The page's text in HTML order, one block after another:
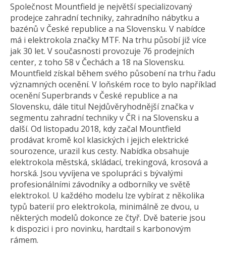
Společnost Mountfield je největší specializovaný
prodejce zahradní techniky, zahradního nábytku a
bazénů v České republice a na Slovensku. V nabídce
má i elektrokola značky MTF. Na trhu působí již více
jak 30 let. V současnosti provozuje 76 prodejních
center, z toho 58 v Čechách a 18 na Slovensku.
Mountfield získal během svého působení na trhu řadu
významných ocenění. V loňském roce to bylo například
ocenění Superbrands v České republice a na
Slovensku, dále titul Nejdůvěryhodnější značka v
segmentu zahradní techniky v ČR i na Slovensku a
další. Od listopadu 2018, kdy začal Mountfield
prodávat kromě kol klasických i jejich elektrické
sourozence, urazil kus cesty. Nabídka obsahuje
elektrokola městská, skládací, trekingová, krosová a
horská. Jsou vyvíjena ve spolupráci s bývalými
profesionálními závodníky a odborníky ve světě
elektrokol. U každého modelu lze vybírat z několika
typů baterií pro elektrokola, minimálně ze dvou, u
některých modelů dokonce ze čtyř. Dvě baterie jsou
k dispozici i pro novinku, hardtail s karbonovým
rámem.